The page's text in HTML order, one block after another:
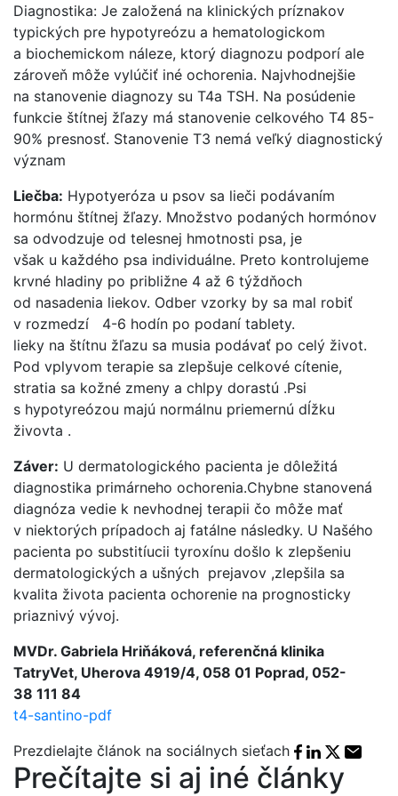
Diagnostika: Je založená na klinických príznakov
typických pre hypotyreózu a hematologickom
a biochemickom náleze, ktorý diagnozu podporí ale
zároveň môže vylúčiť iné ochorenia. Najvhodnejšie
na stanovenie diagnozy su T4a TSH. Na posúdenie
funkcie štítnej žľazy má stanovenie celkového T4 85-
90% presnosť. Stanovenie T3 nemá veľký diagnostický
význam
Liečba: Hypotyeróza u psov sa lieči podávaním
hormónu štítnej žľazy. Množstvo podaných hormónov
sa odvodzuje od telesnej hmotnosti psa, je
však u každého psa individuálne. Preto kontrolujeme
krvné hladiny po približne 4 až 6 týždňoch
od nasadenia liekov. Odber vzorky by sa mal robiť
v rozmedzí 4-6 hodín po podaní tablety.
lieky na štítnu žľazu sa musia podávať po celý život.
Pod vplyvom terapie sa zlepšuje celkové cítenie,
stratia sa kožné zmeny a chlpy dorastú .Psi
s hypotyreózou majú normálnu priemernú dĺžku
živovta .
Záver: U dermatologického pacienta je dôležitá
diagnostika primárneho ochorenia.Chybne stanovená
diagnóza vedie k nevhodnej terapii čo môže mať
v niektorých prípadoch aj fatálne následky. U Našého
pacienta po substitíucii tyroxínu došlo k zlepšeniu
dermatologických a ušných prejavov ,zlepšila sa
kvalita života pacienta ochorenie na prognosticky
priaznivý vývoj.
MVDr. Gabriela Hriňáková, referenčná klinika
TatryVet, Uherova 4919/4, 058 01 Poprad, 052-
38 111 84
t4-santino-pdf
Prezdielajte článok na sociálnych sieťach
Facebook
Linkedin
X share
E-
Prečítajte si aj iné články